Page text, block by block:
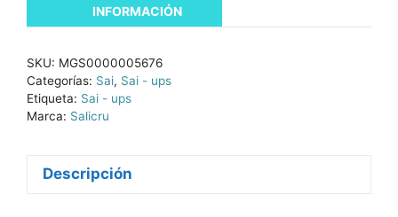
INFORMACIÓN
SKU: MGS0000005676
Categorías: Sai, Sai - ups
Etiqueta: Sai - ups
Marca: Salicru
Descripción